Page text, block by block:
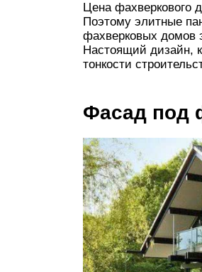
Цена фахверкового
Поэтому элитные
фахверковых домов
Настоящий дизайн,
тонкости
Фасад под